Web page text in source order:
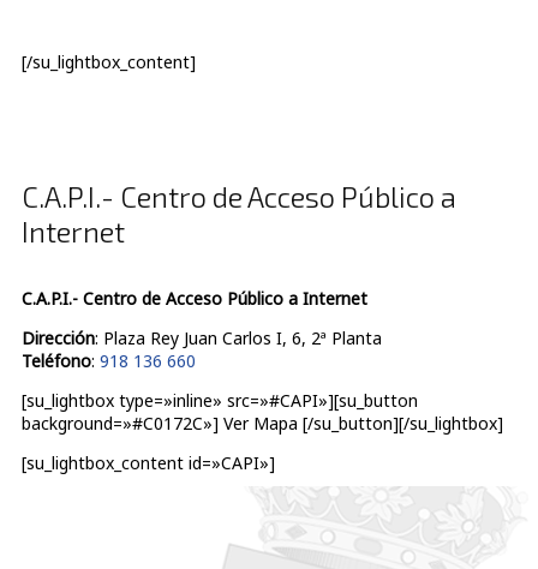
[/su_lightbox_content]
C.A.P.I.- Centro de Acceso Público a
Internet
C.A.P.I.- Centro de Acceso Público a Internet
Dirección: Plaza Rey Juan Carlos I, 6, 2ª Planta
Teléfono: 918 136 660
[su_lightbox type=»inline» src=»#CAPI»][su_button
background=»#C0172C»] Ver Mapa [/su_button][/su_lightbox]
[su_lightbox_content id=»CAPI»]